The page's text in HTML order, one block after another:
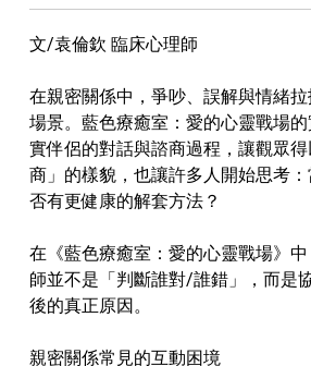
文/袁倫欽 臨床心理師
在親密關係中，爭吵、誤解與情緒
場景。藍色療癒室：愛的心靈戰場
實伴侶的對話與諮商過程，讓觀眾
商」的樣貌，也讓許多人開始思考
否有更健康的解套方法？
在《藍色療癒室：愛的心靈戰場》
師並不是「判斷誰對/誰錯」，而是
後的真正原因。
親密關係常見的互動困境